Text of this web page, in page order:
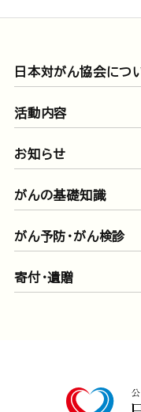
日本対がん協会につ
活動内容
お知らせ
がんの基礎知識
がん予防・がん検診
寄付・遺贈